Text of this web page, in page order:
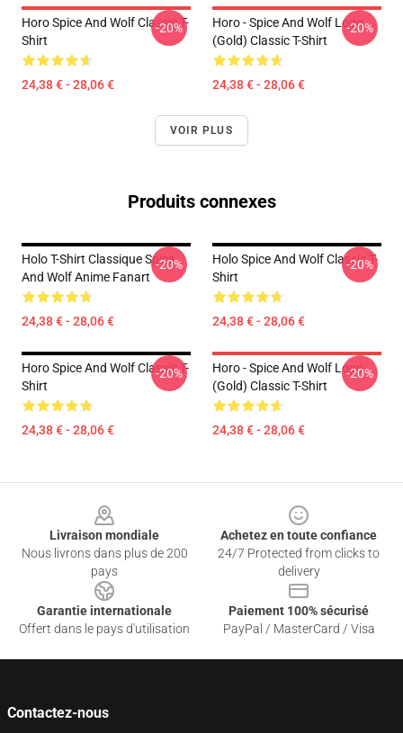
Horo Spice And Wolf Classic T-
Shirt
24,38 € - 28,06 €
-20%
Horo - Spice And Wolf Logo
(Gold) Classic T-Shirt
24,38 € - 28,06 €
-20%
VOIR PLUS
Produits connexes
Holo T-Shirt Classique Spice
And Wolf Anime Fanart
24,38 € - 28,06 €
-20%
Holo Spice And Wolf Classic T-
Shirt
24,38 € - 28,06 €
-20%
Horo Spice And Wolf Classic T-
Shirt
24,38 € - 28,06 €
-20%
Horo - Spice And Wolf Logo
(Gold) Classic T-Shirt
24,38 € - 28,06 €
-20%
Livraison mondiale
Nous livrons dans plus de 200
pays
Achetez en toute confiance
24/7 Protected from clicks to
delivery
Garantie internationale
Offert dans le pays d'utilisation
Paiement 100% sécurisé
PayPal / MasterCard / Visa
Contactez-nous